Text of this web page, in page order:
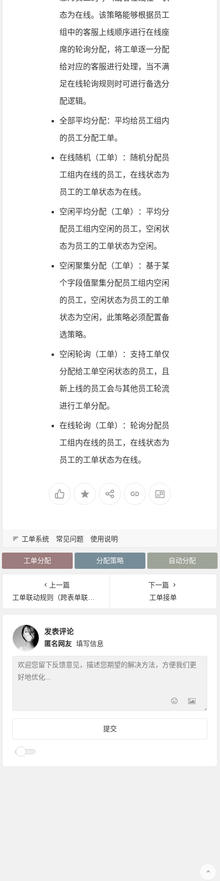
态为在线。该策略能够根据员工
组中的客服上线顺序进行在线座
席的轮询分配，将工单逐一分配
给对应的客服进行处理，当不满
足在线轮询规则时可进行备选分
配逻辑。
全部平均分配：平均给员工组内
的员工分配工单。
在线随机（工单）：随机分配员
工组内在线的员工，在线状态为
员工的工单状态为在线。
空闲平均分配（工单）：平均分
配员工组内空闲的员工，空闲状
态为员工的工单状态为空闲。
空闲聚集分配（工单）：基于某
个字段值聚集分配员工组内空闲
的员工，空闲状态为员工的工单
状态为空闲，此策略必须配置备
选策略。
空闲轮询（工单）：支持工单仅
分配给工单空闲状态的员工，且
新上线的员工会与其他员工轮流
进行工单分配。
在线轮询（工单）：轮询分配员
工组内在线的员工，在线状态为
员工的工单状态为在线。
工单系统 常见问题 使用说明
工单分配 分配策略 自动分配
上一篇
工单联动规则（跨表单联动）
下一篇
工单接单
发表评论
匿名网友 填写信息